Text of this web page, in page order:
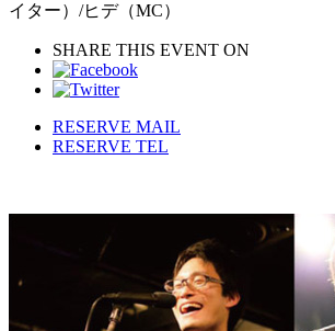
イター）/ヒデ（MC）
SHARE THIS EVENT ON
RESERVE MAIL
RESERVE TEL